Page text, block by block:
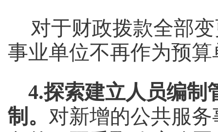
对于财政拨款全部
事业单位不再作为预算
4.探索建立人员编制
制。 对新增的公共服